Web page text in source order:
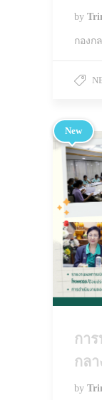
by
กองก
New
กา
กลา
by